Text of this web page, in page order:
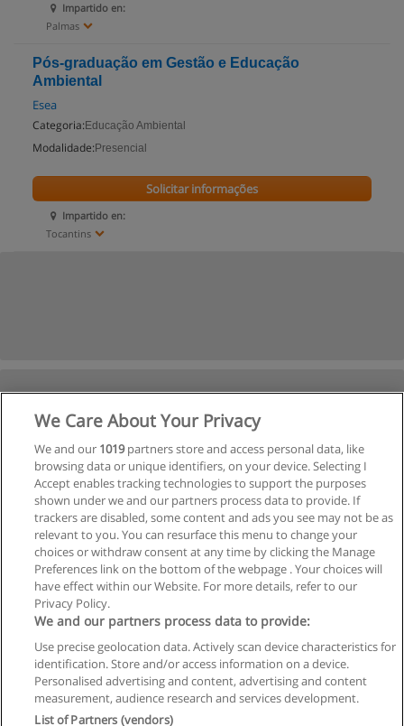
Impartido en:
Palmas
Pós-graduação em Gestão e Educação
Ambiental
Esea
Categoria: Educação Ambiental
Modalidade: Presencial
Impartido en:
Tocantins
Solicitar informações
Regras de uso
Privacidade de dados
We Care About Your Privacy
We and our 1019partners store and access personal data, like
browsing data or unique identifiers, on your device. Selecting I
Accept enables tracking technologies to support the purposes
shown under we and our partners process data to provide. If
trackers are disabled, some content and ads you see may not be as
relevant to you. You can resurface this menu to change your
choices or withdraw consent at any time by clicking the Manage
Preferences link on the bottom of the webpage . Your choices will
have effect within our Website. For more details, refer to our
Privacy Policy.
We and our partners process data to provide:
Use precise geolocation data. Actively scan device characteristics for
identification. Store and/or access information on a device.
Personalised advertising and content, advertising and content
measurement, audience research and services development.
List of Partners (vendors)